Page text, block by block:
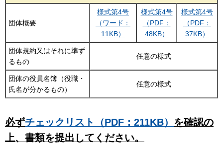
団体概要
様式第4号
（ワード：
11KB）
様式第4号
（PDF：
48KB）
様式第4号
（PDF：
37KB）
団体規約又はそれに準ず
るもの
任意の様式
団体の役員名簿（役職・
氏名が分かるもの）
任意の様式
必ずチェックリスト（PDF：211KB） を確認の
上、書類を提出してください。